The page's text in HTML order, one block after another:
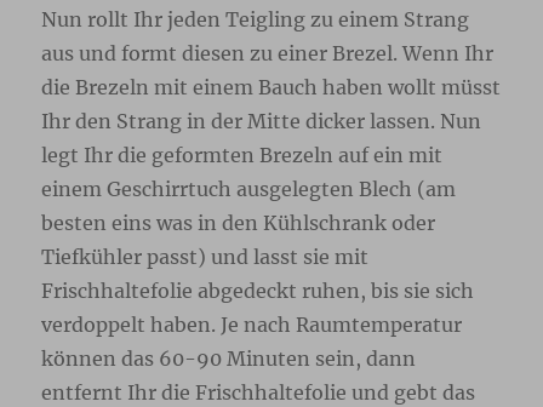
Nun rollt Ihr jeden Teigling zu einem Strang
aus und formt diesen zu einer Brezel. Wenn Ihr
die Brezeln mit einem Bauch haben wollt müsst
Ihr den Strang in der Mitte dicker lassen. Nun
legt Ihr die geformten Brezeln auf ein mit
einem Geschirrtuch ausgelegten Blech (am
besten eins was in den Kühlschrank oder
Tiefkühler passt) und lasst sie mit
Frischhaltefolie abgedeckt ruhen, bis sie sich
verdoppelt haben. Je nach Raumtemperatur
können das 60-90 Minuten sein, dann
entfernt Ihr die Frischhaltefolie und gebt das